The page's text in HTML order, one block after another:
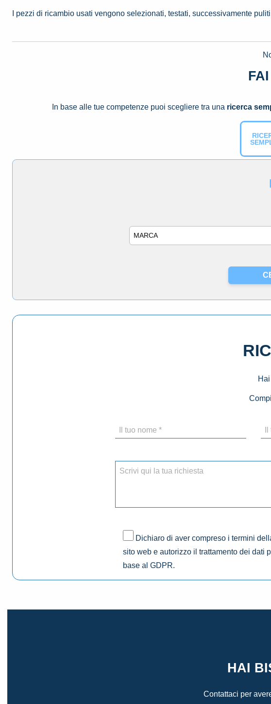
I pezzi di ricambio usati vengono selezionati, testati, successivamente
In base alle tue competenze puoi scegliere tra una ricerca
Marca
Dichiaro di aver compreso i termini
sito web e autorizzo il trattamento dei dati
base al GDPR.
HAI
Contattaci per